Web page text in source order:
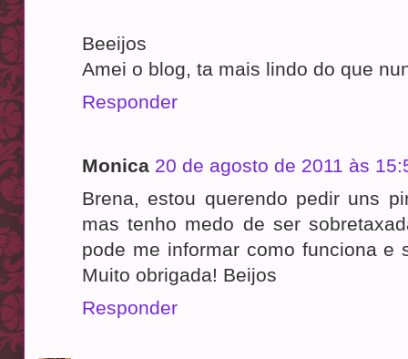
Beeijos
Amei o blog, ta mais lindo do que
Responder
Monica 20 de agosto de 2011 às
Brena, estou querendo pedir uns
mas tenho medo de ser
pode me informar como funciona e
Muito obrigada! Beijos
Responder